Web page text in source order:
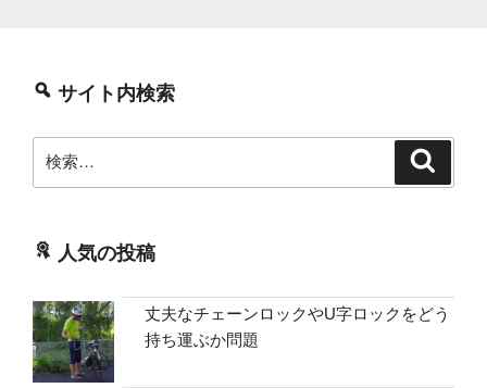
サイト内検索
索:
人気の投稿
丈夫なチェーンロックやU字ロックをどう
持ち運ぶか問題